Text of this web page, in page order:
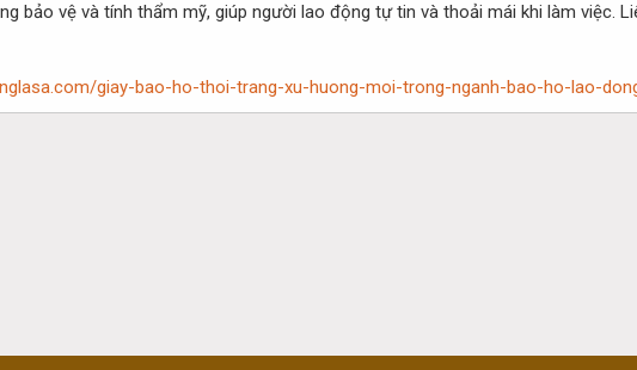
bảo vệ và tính thẩm mỹ, giúp người lao động tự tin và thoải mái khi làm việc.
giay-bao-ho-thoi-trang-xu-huong-moi-trong-nganh-bao-ho-lao-